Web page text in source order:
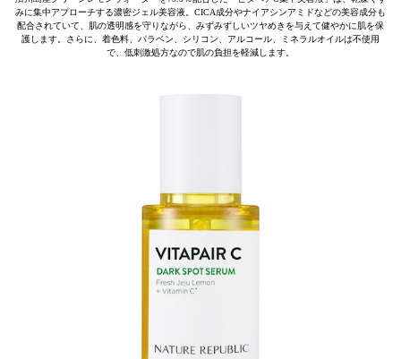
みに集中アプローチする濃密ジェル美容液。CICA成分やナイアシンアミドなどの美容成分も
配合されていて、肌の透明感を守りながら、みずみずしいツヤめきを与えて健やかに肌を保
護します。さらに、着色料、パラベン、シリコン、アルコール、ミネラルオイルは不使用
で、低刺激処方なので肌の負担を軽減します。